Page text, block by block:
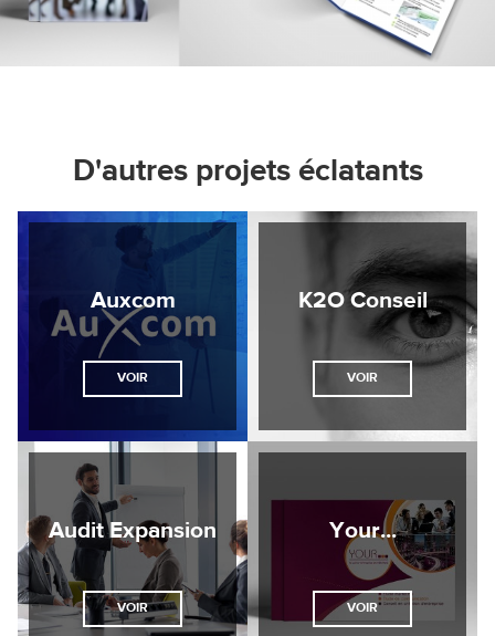
D'autres projets éclatants
Auxcom
VOIR
K2O Conseil
VOIR
Audit Expansion
VOIR
Your...
VOIR